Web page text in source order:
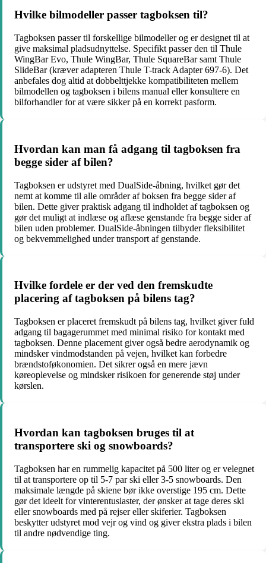
Hvilke bilmodeller passer tagboksen til?
Tagboksen passer til forskellige bilmodeller og er designet til at
give maksimal pladsudnyttelse. Specifikt passer den til Thule
WingBar Evo, Thule WingBar, Thule SquareBar samt Thule
SlideBar (kræver adapteren Thule T-track Adapter 697-6). Det
anbefales dog altid at dobbelttjekke kompatibiliteten mellem
bilmodellen og tagboksen i bilens manual eller konsultere en
bilforhandler for at være sikker på en korrekt pasform.
Hvordan kan man få adgang til tagboksen fra
begge sider af bilen?
Tagboksen er udstyret med DualSide-åbning, hvilket gør det
nemt at komme til alle områder af boksen fra begge sider af
bilen. Dette giver praktisk adgang til indholdet af tagboksen og
gør det muligt at indlæse og aflæse genstande fra begge sider af
bilen uden problemer. DualSide-åbningen tilbyder fleksibilitet
og bekvemmelighed under transport af genstande.
Hvilke fordele er der ved den fremskudte
placering af tagboksen på bilens tag?
Tagboksen er placeret fremskudt på bilens tag, hvilket giver fuld
adgang til bagagerummet med minimal risiko for kontakt med
tagboksen. Denne placement giver også bedre aerodynamik og
mindsker vindmodstanden på vejen, hvilket kan forbedre
brændstoføkonomien. Det sikrer også en mere jævn
køreoplevelse og mindsker risikoen for generende støj under
kørslen.
Hvordan kan tagboksen bruges til at
transportere ski og snowboards?
Tagboksen har en rummelig kapacitet på 500 liter og er velegnet
til at transportere op til 5-7 par ski eller 3-5 snowboards. Den
maksimale længde på skiene bør ikke overstige 195 cm. Dette
gør det ideelt for vinterentusiaster, der ønsker at tage deres ski
eller snowboards med på rejser eller skiferier. Tagboksen
beskytter udstyret mod vejr og vind og giver ekstra plads i bilen
til andre nødvendige ting.